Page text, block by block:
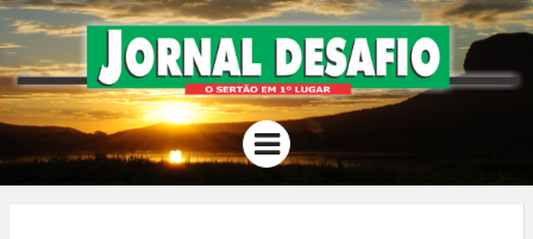
JORNAL
DESAFIO
O Sertão em 1º Lugar
Menu